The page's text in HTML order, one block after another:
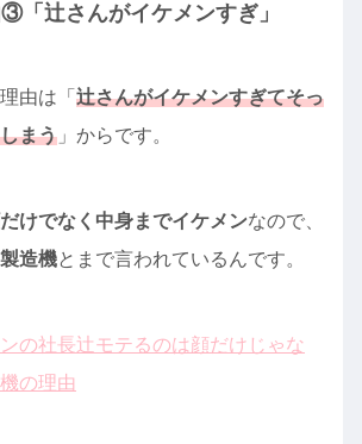
「辻さんがイケメンすぎ」
由は「 辻さんがイケメンすぎてそっ
まう 」からです。
けでなく中身までイケメンなので、
造機とまで言われているんです。
の社長辻モテるのは顔だけじゃな
の理由